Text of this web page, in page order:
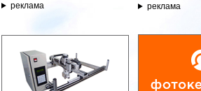
реклама реклама